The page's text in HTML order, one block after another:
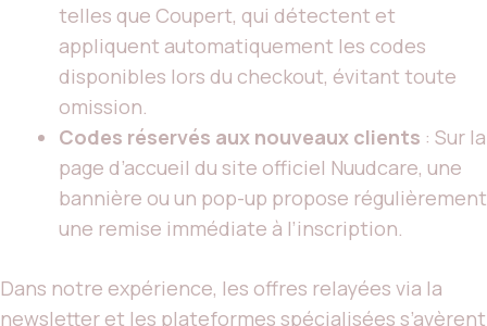
telles que Coupert, qui détectent et
appliquent automatiquement les codes
disponibles lors du checkout, évitant toute
omission.
Codes réservés aux nouveaux clients : Sur la
page d’accueil du site officiel Nuudcare, une
bannière ou un pop-up propose régulièrement
une remise immédiate à l’inscription.
Dans notre expérience, les offres relayées via la
newsletter et les plateformes spécialisées s’avèrent